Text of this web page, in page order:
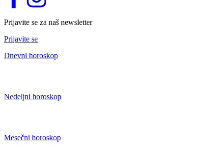
Prijavite se za naš newsletter
Prijavite se
Dnevni horoskop
Nedeljni horoskop
Mesečni horoskop